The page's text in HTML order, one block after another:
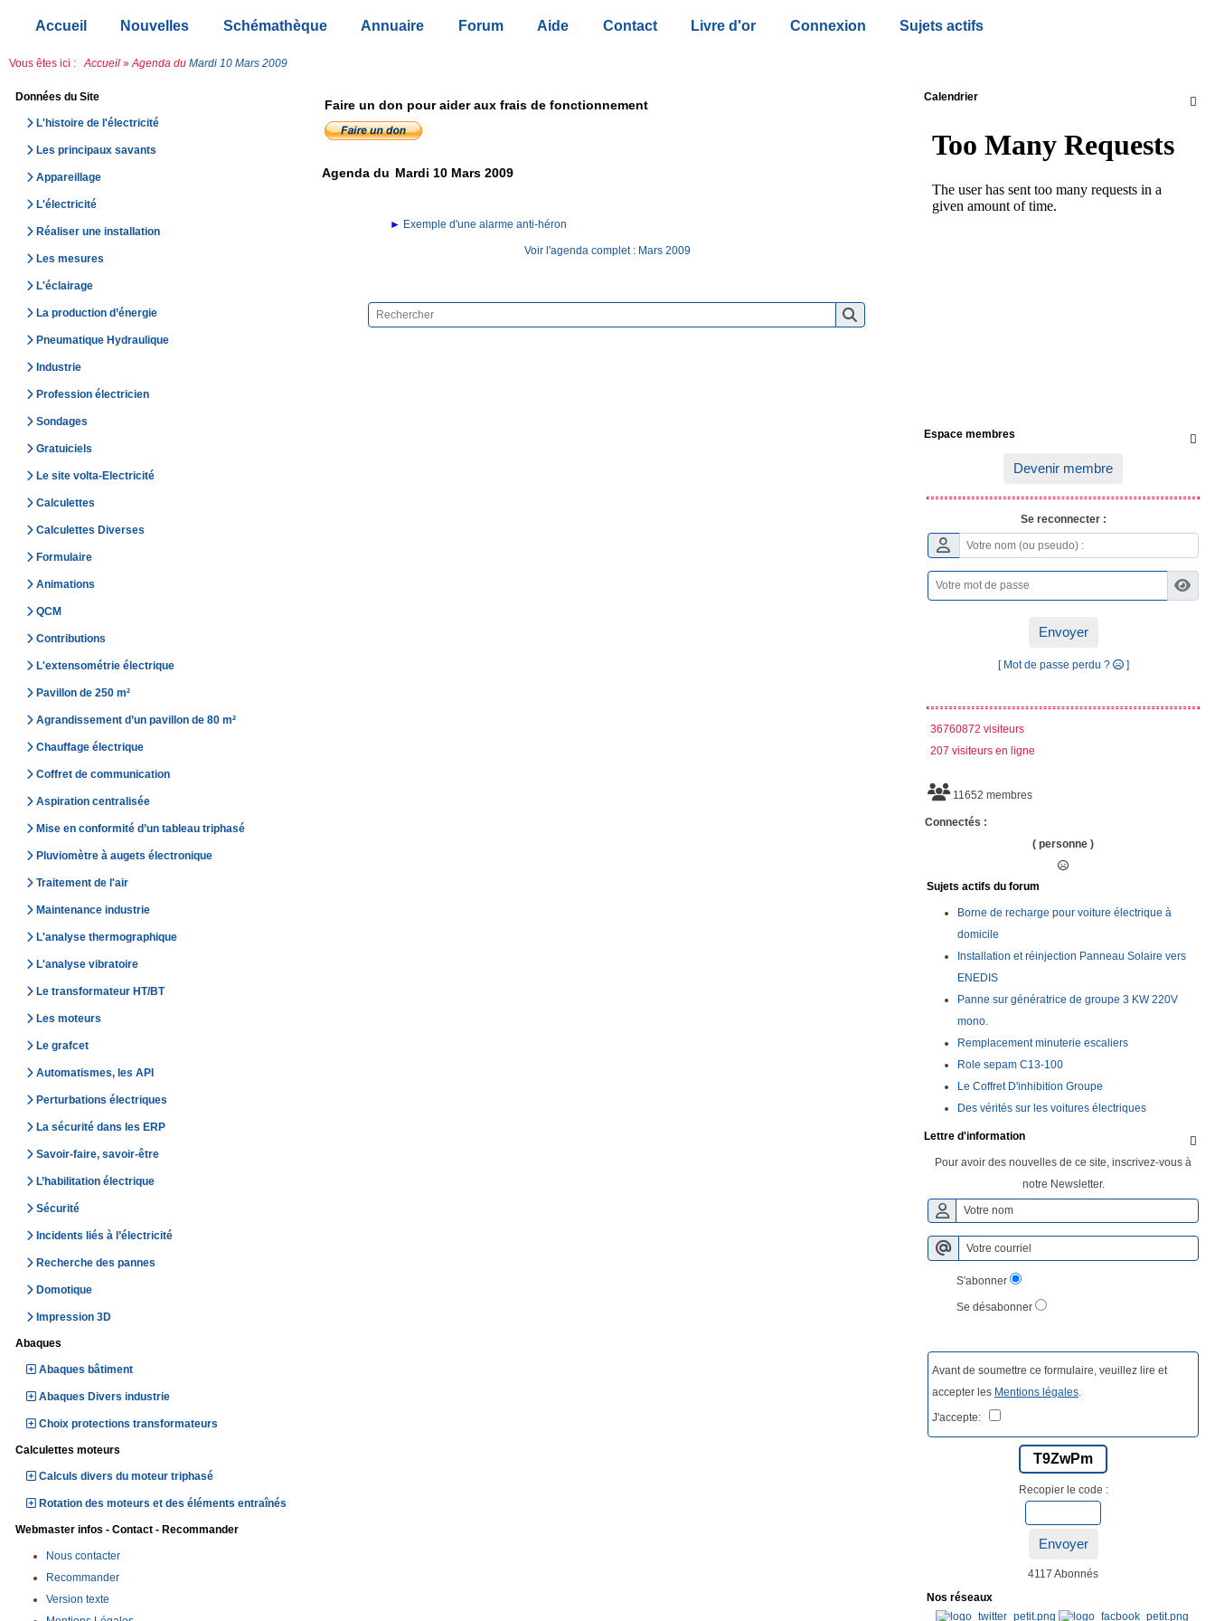
Accueil Nouvelles Schémathèque Annuaire Forum Aide Contact Livre d'or Connexion Sujets actifs
Vous êtes ici : Accueil »Agenda du Mardi 10 Mars 2009
Données du Site
L'histoire de l'électricité
Les principaux savants
Appareillage
L'électricité
Réaliser une installation
Les mesures
L'éclairage
La production d’énergie
Pneumatique Hydraulique
Industrie
Profession électricien
Sondages
Gratuiciels
Le site volta-Electricité
Calculettes
Calculettes Diverses
Formulaire
Animations
QCM
Contributions
L'extensométrie électrique
Pavillon de 250 m²
Agrandissement d’un pavillon de 80 m²
Chauffage électrique
Coffret de communication
Aspiration centralisée
Mise en conformité d’un tableau triphasé
Pluviomètre à augets électronique
Traitement de l'air
Maintenance industrie
L'analyse thermographique
L'analyse vibratoire
Le transformateur HT/BT
Les moteurs
Le grafcet
Automatismes, les API
Perturbations électriques
La sécurité dans les ERP
Savoir-faire, savoir-être
L’habilitation électrique
Sécurité
Incidents liés à l’électricité
Recherche des pannes
Domotique
Impression 3D
Abaques
Abaques bâtiment
Abaques Divers industrie
Choix protections transformateurs
Calculettes moteurs
Calculs divers du moteur triphasé
Rotation des moteurs et des éléments entraînés
Webmaster infos - Contact - Recommander
Nous contacter
Recommander
Version texte
Faire un don pour aider aux frais de fonctionnement
Agenda du Mardi 10 Mars 2009
► Exemple d'une alarme anti-héron
Voir l'agenda complet : Mars 2009

Calendrier

Espace membres
Devenir membre
Se reconnecter :
Envoyer
[ Mot de passe perdu ? ]
36760872 visiteurs
207 visiteurs en ligne
11652 membres
Connectés :
( personne )
Sujets actifs du forum
Borne de recharge pour voiture électrique à
domicile
Installation et réinjection Panneau Solaire vers
ENEDIS
Panne sur génératrice de groupe 3 KW 220V
mono.
Remplacement minuterie escaliers
Role sepam C13-100
Le Coffret D'inhibition Groupe
Des vérités sur les voitures électriques

Lettre d'information
Pour avoir des nouvelles de ce site, inscrivez-vous à
notre Newsletter.
S'abonner
Se désabonner
Avant de soumettre ce formulaire, veuillez lire et
accepter les Mentions légales
J'accepte:
T9ZwPm
Recopier le code :
Envoyer
4117 Abonnés
Nos réseaux